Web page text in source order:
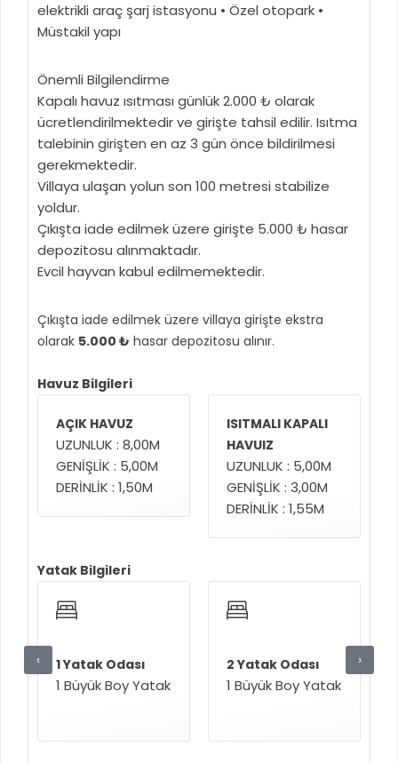
elektrikli araç şarj istasyonu • Özel otopark •
Müstakil yapı
Önemli Bilgilendirme
Kapalı havuz ısıtması günlük 2.000 ₺ olarak
ücretlendirilmektedir ve girişte tahsil edilir. Isıtma
talebinin girişten en az 3 gün önce bildirilmesi
gerekmektedir.
Villaya ulaşan yolun son 100 metresi stabilize
yoldur.
Çıkışta iade edilmek üzere girişte 5.000 ₺ hasar
depozitosu alınmaktadır.
Evcil hayvan kabul edilmemektedir.
Çıkışta iade edilmek üzere villaya girişte ekstra
olarak 5.000 ₺ hasar depozitosu alınır.
Havuz Bilgileri
AÇIK HAVUZ
UZUNLUK : 8,00M
GENİŞLİK : 5,00M
DERİNLİK : 1,50M
ISITMALI KAPALI
HAVUIZ
UZUNLUK : 5,00M
GENİŞLİK : 3,00M
DERİNLİK : 1,55M
Yatak Bilgileri
1 Yatak Odası
1 Büyük Boy Yatak
2 Yatak Odası
1 Büyük Boy Yatak
‹ ›